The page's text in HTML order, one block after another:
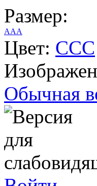
Размер:
AAA
Цвет: CCC
Обычная